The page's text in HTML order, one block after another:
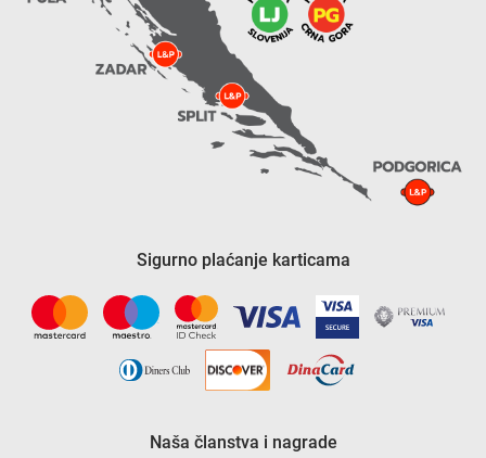
Sigurno plaćanje karticama
Naša članstva i nagrade